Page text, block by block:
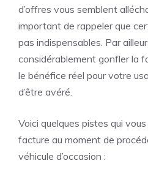
d’offres vous semblent
important de rappeler que
pas indispensables. Par
considérablement gonfler la
le bénéfice réel pour votre
d’être avéré.
Voici quelques pistes qui
facture au moment de
véhicule d’occasion :